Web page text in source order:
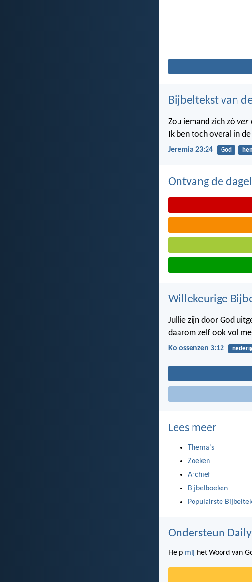
Bijbeltekst van
Zou iemand zich zó ver
Ik ben toch overal in
Jeremia 23:24 God
Ontvang de
Willekeurige
Jullie zijn door God
daarom zelf ook vol
Kolossenzen 3:12
Lees meer
Thema's
Zoeken
Archief
Bijbelboeken
Populairste
Ondersteun
Help mij het Woord van